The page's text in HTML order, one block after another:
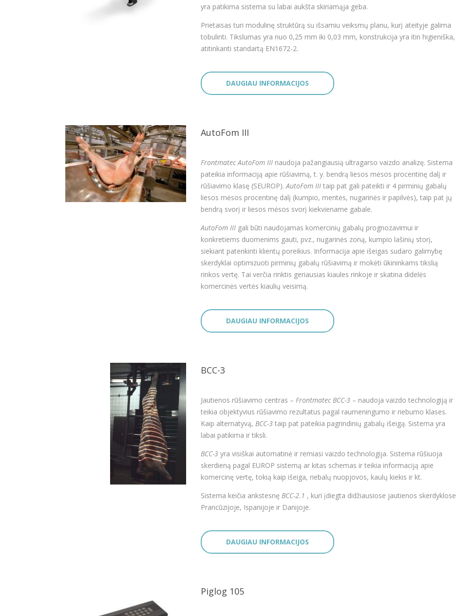
yra patikima sistema su labai aukšta skiriamąja geba.
Prietaisas turi modulinę struktūrą su išsamiu veiksmų planu, kurį ateityje galima
tobulinti. Tikslumas yra nuo 0,25 mm iki 0,03 mm, konstrukcija yra itin higieniška,
atitinkanti standartą EN1672-2.
DAUGIAU INFORMACIJOS
AutoFom III
Frontmatec AutoFom IIInaudoja pažangiausią ultragarso vaizdo analizę. Sistema
pateikia informaciją apie rūšiavimą, t. y. bendrą liesos mėsos procentinę dalį ir
rūšiavimo klasę (SEUROP).AutoFom IIItaip pat gali pateikti ir 4 pirminių gabalų
liesos mėsos procentinę dalį (kumpio, mentės, nugarinės ir papilvės), taip pat jų
bendrą svorį ir liesos mėsos svorį kiekviename gabale.
AutoFom IIIgali būti naudojamas komercinių gabalų prognozavimui ir
konkretiems duomenims gauti, pvz., nugarinės zoną, kumpio lašinių storį,
siekiant patenkinti klientų poreikius. Informacija apie išeigas sudaro galimybę
skerdyklai optimizuoti pirminių gabalų rūšiavimą ir mokėti ūkininkams tikslią
rinkos vertę. Tai verčia rinktis geriausias kiaules rinkoje ir skatina didelės
komercinės vertės kiaulių veisimą.
DAUGIAU INFORMACIJOS
BCC-3
Jautienos rūšiavimo centras – Frontmatec BCC-3– naudoja vaizdo technologiją ir
teikia objektyvius rūšiavimo rezultatus pagal raumeningumo ir riebumo klases.
Kaip alternatyvą, BCC-3taip pat pateikia pagrindinių gabalų išeigą. Sistema yra
labai patikima ir tiksli.
BCC-3yra visiškai automatinė ir remiasi vaizdo technologija. Sistema rūšiuoja
skerdieną pagal EUROP sistemą ar kitas schemas ir teikia informaciją apie
komercinę vertę, tokią kaip išeiga, riebalų nuopjovos, kaulų kiekis ir kt.
Sistema keičia ankstesnę BCC-2.1 , kuri įdiegta didžiausiose jautienos skerdyklose
Prancūzijoje, Ispanijoje ir Danijoje.
DAUGIAU INFORMACIJOS
Piglog 105